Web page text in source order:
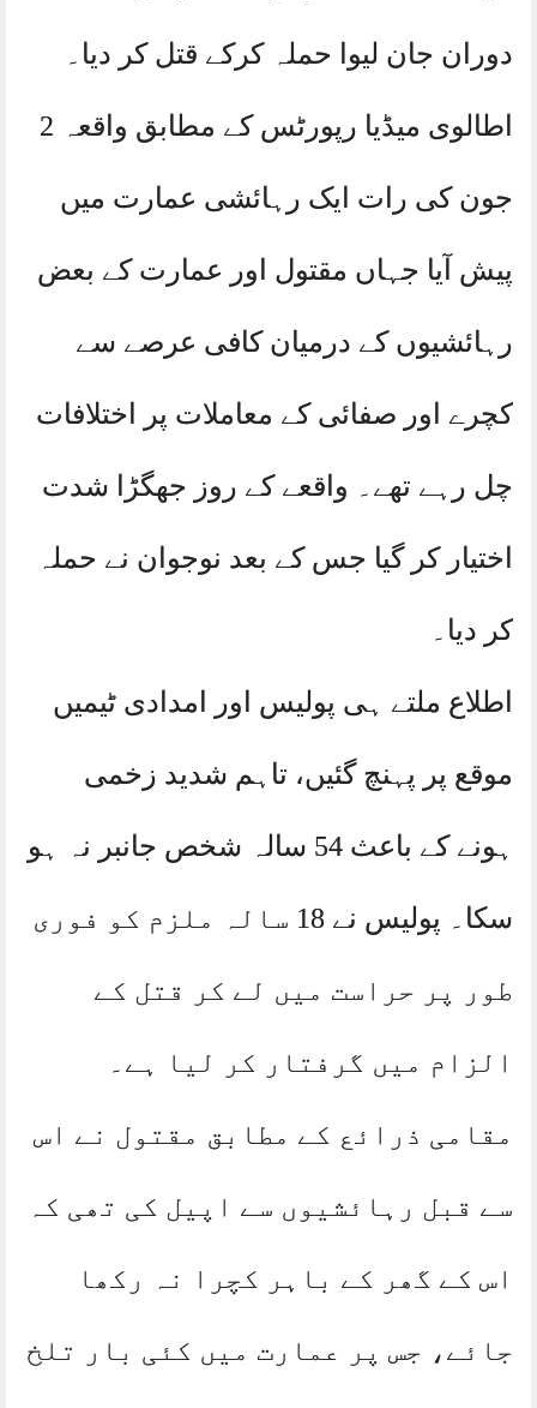
دوران جان لیوا حملہ کرکے قتل کر دیا۔
اطالوی میڈیا رپورٹس کے مطابق واقعہ 2
جون کی رات ایک رہائشی عمارت میں
پیش آیا جہاں مقتول اور عمارت کے بعض
رہائشیوں کے درمیان کافی عرصے سے
کچرے اور صفائی کے معاملات پر اختلافات
چل رہے تھے۔ واقعے کے روز جھگڑا شدت
اختیار کر گیا جس کے بعد نوجوان نے حملہ
کر دیا۔
اطلاع ملتے ہی پولیس اور امدادی ٹیمیں
موقع پر پہنچ گئیں، تاہم شدید زخمی
ہونے کے باعث 54 سالہ شخص جانبر نہ ہو
سکا۔ پولیس نے 18 سالہ ملزم کو فوری
طور پر حراست میں لے کر قتل کے
الزام میں گرفتار کر لیا ہے۔
مقامی ذرائع کے مطابق مقتول نے اس
سے قبل رہائشیوں سے اپیل کی تھی کہ
اس کے گھر کے باہر کچرا نہ رکھا
جائے، جس پر عمارت میں کئی بار تلخ